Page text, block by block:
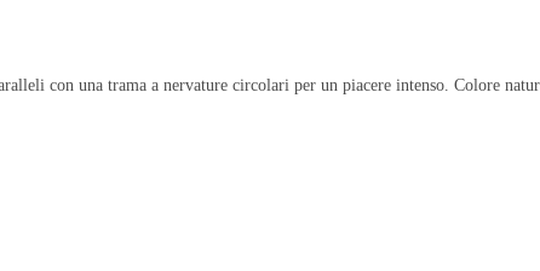
con una trama a nervature circolari per un piacere intenso. Colore